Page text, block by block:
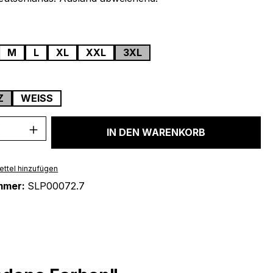
M L XL XXL 3XL
WEISS
Anzahl: Gib den gewünschten Wert
IN DEN WARENKORB
hinzufügen
SLP00072.7